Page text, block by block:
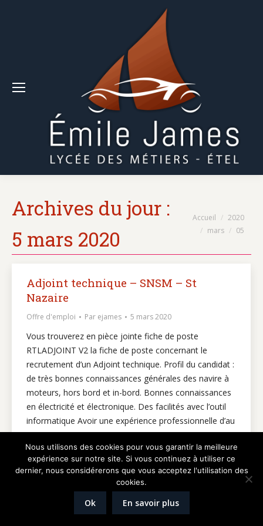
Archives du jour :
5 mars 2020
Vous êtes ici :
Accueil
2020
mars
05
Adjoint technique – SNSM – St
Nazaire
Offre d'emploi Par ejames 5 mars 2020
Vous trouverez en pièce jointe fiche de poste
RTLADJOINT V2 la fiche de poste concernant le
recrutement d’un Adjoint technique. Profil du candidat :
de très bonnes connaissances générales des navire à
moteurs, hors bord et in-bord. Bonnes connaissances
en électricité et électronique. Des facilités avec l’outil
informatique Avoir une expérience professionnelle d’au
moins 2…
RéalisationGraphik'up
Mentions légales
Nous utilisons des cookies pour vous garantir la meilleure
expérience sur notre site. Si vous continuez à utiliser ce
dernier, nous considérerons que vous acceptez l'utilisation des
cookies.
Ok En savoir plus